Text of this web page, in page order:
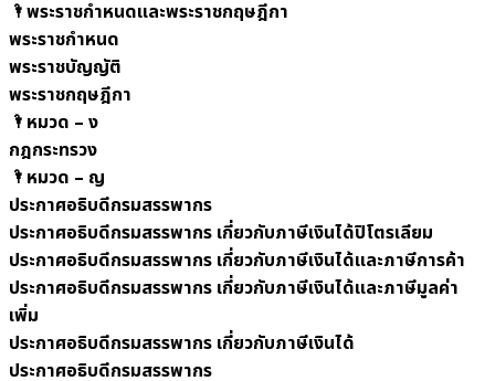
🌂พระราชกำหนดและพระราชกฤษฎีกา
พระราชกำหนด
พระราชบัญญัติ
พระราชกฤษฎีกา
🌂หมวด – ง
กฎกระทรวง
🌂หมวด – ญ
ประกาศอธิบดีกรมสรรพากร
ประกาศอธิบดีกรมสรรพากร เกี่ยวกับภาษีเงินได้ปิโตรเลียม
ประกาศอธิบดีกรมสรรพากร เกี่ยวกับภาษีเงินได้และภาษีการค้า
ประกาศอธิบดีกรมสรรพากร เกี่ยวกับภาษีเงินได้และภาษีมูลค่า
เพิ่ม
ประกาศอธิบดีกรมสรรพากร เกี่ยวกับภาษีเงินได้
ประกาศอธิบดีกรมสรรพากร